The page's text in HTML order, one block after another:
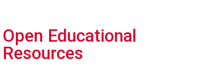
Open Educational
Resources